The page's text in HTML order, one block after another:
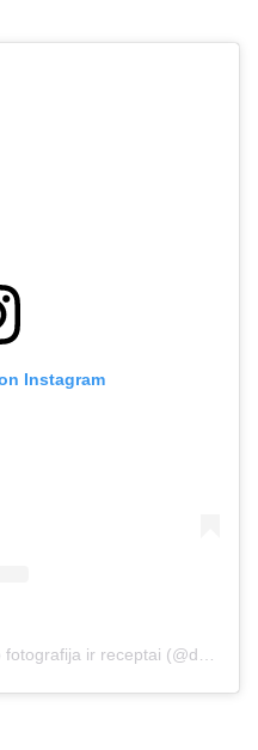
Instagram